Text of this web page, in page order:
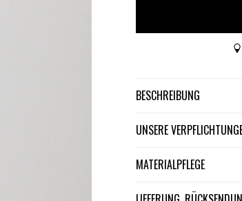
BESCHREIBUNG
UNSERE
MATERIALPFLEGE